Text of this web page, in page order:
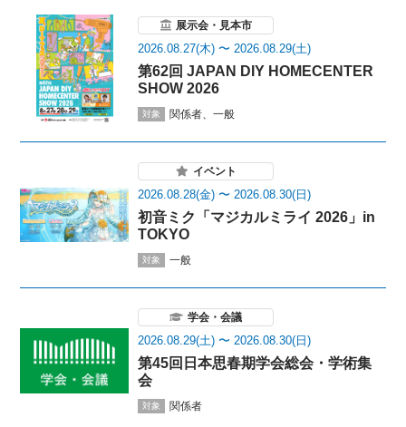
展示会・見本市
2026.08.27(木) 〜 2026.08.29(土)
第62回 JAPAN DIY HOMECENTER
SHOW 2026
対象 関係者、一般
イベント
2026.08.28(金) 〜 2026.08.30(日)
初音ミク「マジカルミライ 2026」in
TOKYO
対象 一般
学会・会議
2026.08.29(土) 〜 2026.08.30(日)
第45回日本思春期学会総会・学術集
会
対象 関係者